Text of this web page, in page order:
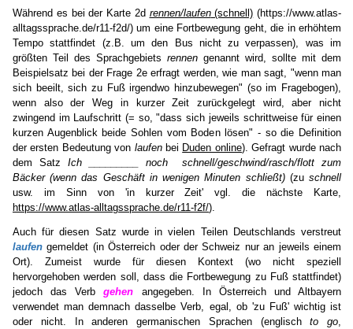
Während es bei der Karte 2d rennen/laufen(schnell) (https://www.atlas-
alltagssprache.de/r11-f2d/) um eine Fortbewegung geht, die in erhöhtem
Tempo stattfindet (z.B. um den Bus nicht zu verpassen), was im
größten Teil des Sprachgebiets rennen genannt wird, sollte mit dem
Beispielsatz bei der Frage 2e erfragt werden, wie man sagt, "wenn man
sich beeilt, sich zu Fuß irgendwo hinzubewegen" (so im Fragebogen),
wenn also der Weg in kurzer Zeit zurückgelegt wird, aber nicht
zwingend im Laufschritt (= so, "dass sich jeweils schrittweise für einen
kurzen Augenblick beide Sohlen vom Boden lösen" - so die Definition
der ersten Bedeutung von laufenbei Duden online). Gefragt wurde nach
dem Satz Ich _________ noch schnell/geschwind/rasch/flott zum
Bäcker (wenn das Geschäft in wenigen Minuten schließt)(zuschnell
usw. im Sinn von 'in kurzer Zeit' vgl. die nächste Karte,
https://www.atlas-alltagssprache.de/r11-f2f/).
Auch für diesen Satz wurde in vielen Teilen Deutschlands verstreut
laufen gemeldet (in Österreich oder der Schweiz nur an jeweils einem
Ort). Zumeist wurde für diesen Kontext (wo nicht speziell
hervorgehoben werden soll, dass die Fortbewegung zu Fuß stattfindet)
jedoch das Verb
gehen
angegeben. In Österreich und Altbayern
verwendet man demnach dasselbe Verb, egal, ob 'zu Fuß' wichtig ist
oder nicht. In anderen germanischen Sprachen (englischto go,